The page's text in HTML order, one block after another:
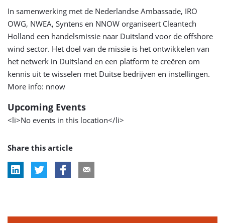
In samenwerking met de Nederlandse Ambassade, IRO
OWG, NWEA, Syntens en NNOW organiseert Cleantech
Holland een handelsmissie naar Duitsland voor de offshore
wind sector. Het doel van de missie is het ontwikkelen van
het netwerk in Duitsland en een platform te creëren om
kennis uit te wisselen met Duitse bedrijven en instellingen.
More info: nnow
Upcoming Events
<li>No events in this location</li>
Share this article